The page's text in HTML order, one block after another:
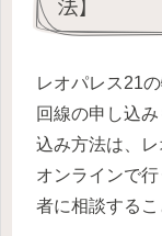
レオパレス21
回線の申し込
込み方法は、
オンラインで
者に相談するこ